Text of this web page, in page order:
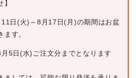
日(火)～8月17日(月)の期間はお盆
す。
5日(水)ご注文分までとなります